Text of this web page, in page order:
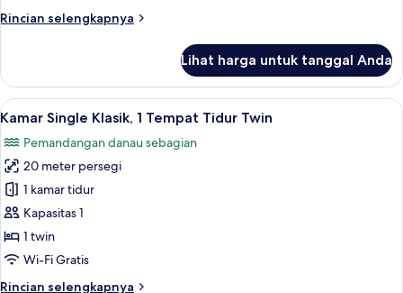
lake
the
terrace)
Rincian selengkapnya
Rincian
Kamar
Comfort
(view
the
lake
or
to
the
terrace)
Lihat harga untuk tanggal Anda
Lihat
semua
foto
untuk
Kamar
Single
Klasik,
1
Seprai antialergi, selimut bulu angsa,
8
Kamar Single Klasik, 1 Tempat Tidur Twin
Pemandangan danau sebagian
20 meter persegi
1 kamar tidur
Kapasitas 1
1 twin
Wi-Fi Gratis
Rincian selengkapnya
Rincian